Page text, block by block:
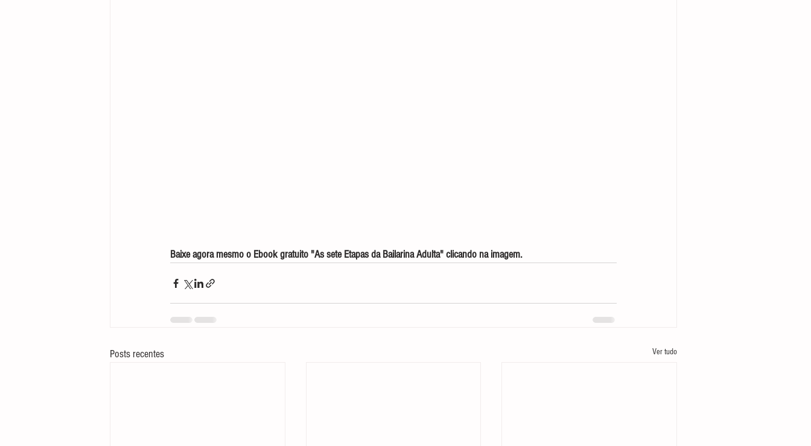
Baixe agora mesmo o Ebook gratuito "As sete Etapas da Bailarina Adulta" clicando na imagem.
Posts recentes Ver tudo